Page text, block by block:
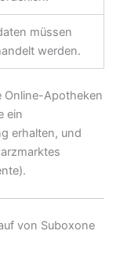
müssen
werden.
Online-Apotheken
ein
erhalten, und
von Suboxone